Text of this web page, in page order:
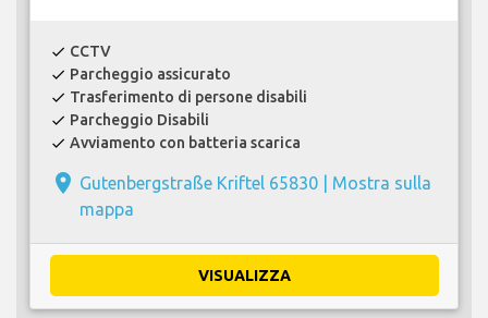
check CCTV
check Parcheggio assicurato
check Trasferimento di persone disabili
check Parcheggio Disabili
check Avviamento con batteria scarica
place Gutenbergstraße Kriftel 65830 | Mostra sulla
mappa
VISUALIZZA